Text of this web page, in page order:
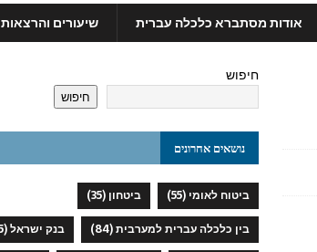
אודות מסתברא כלכלה עברית שיעורים והרצאות
חיפוש
חיפוש
נושאים אחרונים
ביטוח לאומי (55) ביטחון (35)
בין כלכלה עברית למערבית(84) בנק ישראל(45)